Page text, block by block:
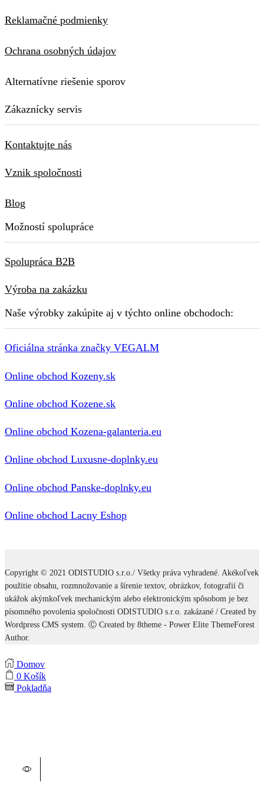
Reklamačné podmienky
Ochrana osobných údajov
Alternatívne riešenie sporov
Zákaznícky servis
Kontaktujte nás
Vznik spoločnosti
Blog
Možností spolupráce
Spolupráca B2B
Výroba na zakázku
Naše výrobky zakúpite aj v týchto online obchodoch:
Oficiálna stránka značky VEGALM
Online obchod Kozeny.sk
Online obchod Kozene.sk
Online obchod Kozena-galanteria.eu
Online obchod Luxusne-doplnky.eu
Online obchod Panske-doplnky.eu
Online obchod Lacny Eshop
Copyright © 2021 ODISTUDIO s.r.o./ Všetky práva vyhradené. Akékoľvek
použitie obsahu, rozmnožovanie a šírenie textov, obrázkov, fotografií či
ukážok akýmkoľvek mechanickým alebo elektronickým spôsobom je bez
písomného povolenia spoločnosti ODISTUDIO s.r.o. zakázané / Created by
Wordpress CMS system. Ⓒ Created by 8theme - Power Elite ThemeForest
Author.
Domov
0 Košík
Pokladňa